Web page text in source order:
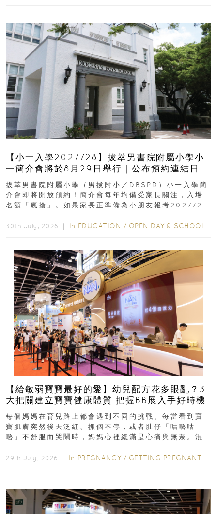
【小一入學2027/28】拔萃男書院附屬小學小
一簡介會將於8月29日舉行｜公布預約連結日期
｜更設有網上重溫
拔萃男書院附屬小學（男拔附小／DBSPD）小一入學簡
介會即將開放預約！簡介會每年均備受家長關注，入場
名額「瘋搶」。如果家長正準備為小朋友報考2027/28
30th July, 2026 ｜ In EDUCATION / OPEN DAY & SCHOOL EVENTS
【給敏弱寶寶最好的愛】幼兒配方花多眼亂？3
大把關建立寶寶健康體質 把握BB展入手好時機
每個媽媽在育兒路上都會遇到不同的挑戰。每當看到寶
寶肌膚突然後天泛紅、抓個不停，或者肚仔「咕嚕咕
嚕」不舒服而哭鬧時，媽媽心裡總滿是心痛與無奈。混
29th July, 2026 ｜ In PREGNANCY / GETTING PREGNANT